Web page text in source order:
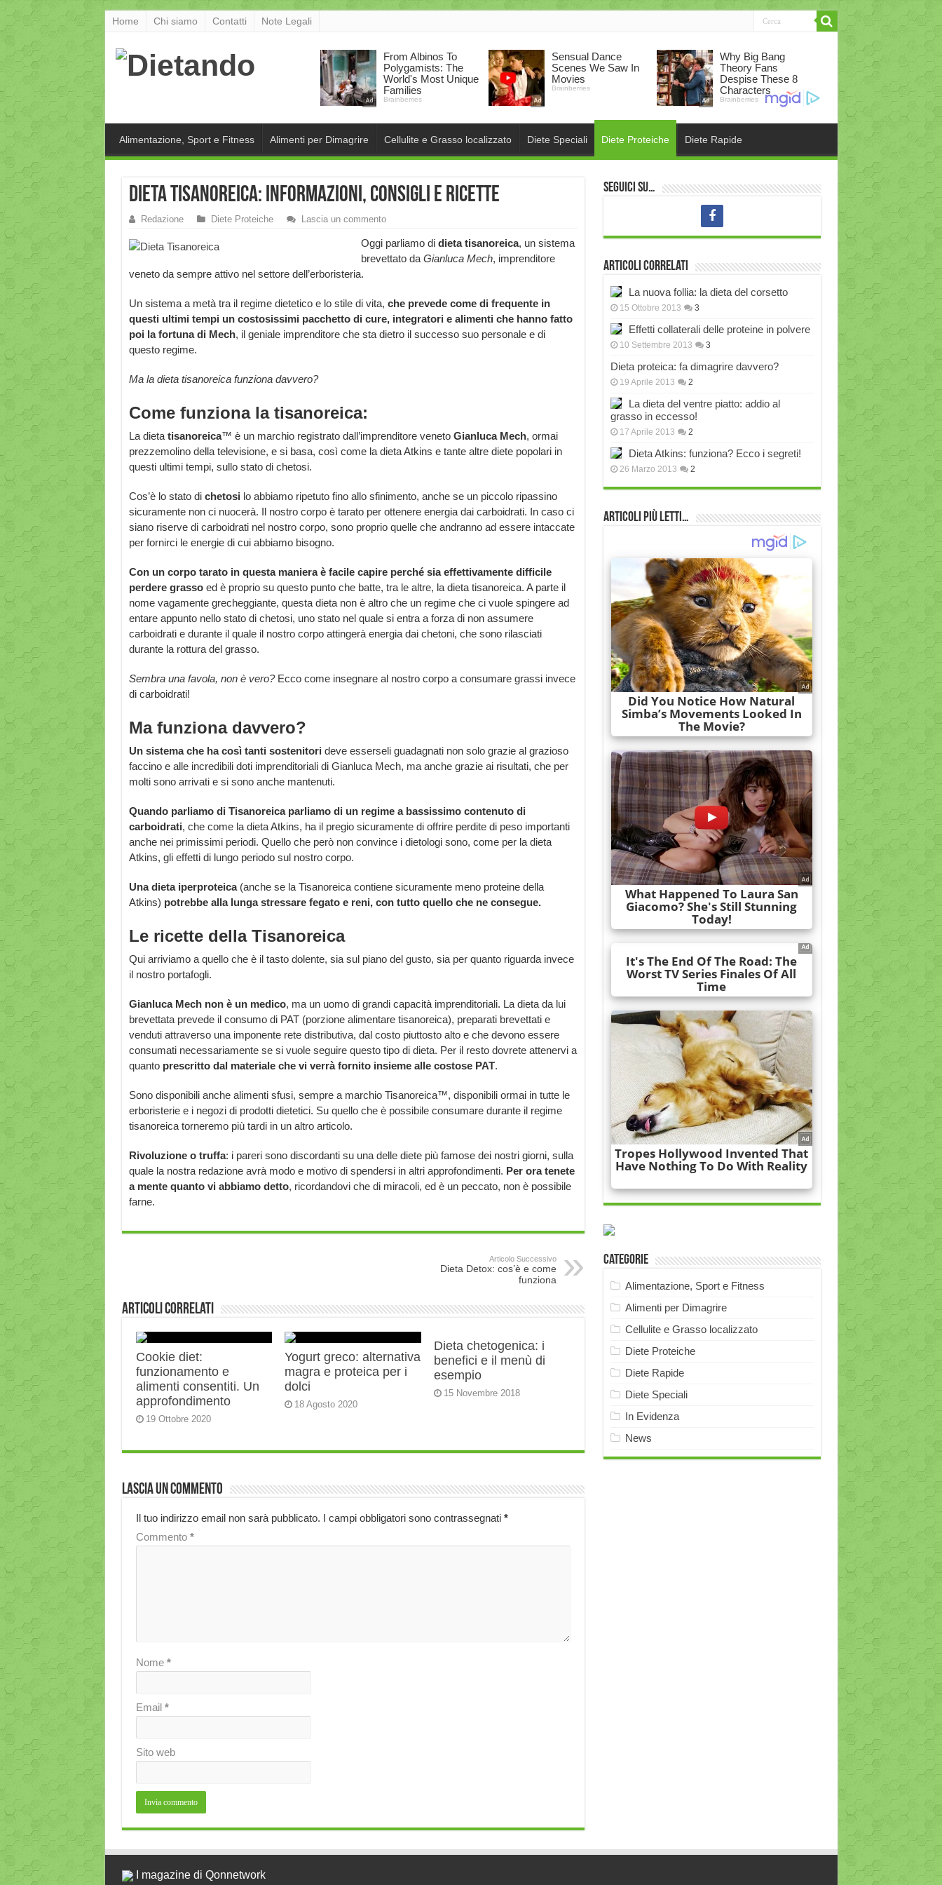
Home Chi siamo Contatti Note Legali
Alimentazione, Sport e Fitness Alimenti per Dimagrire Cellulite e Grasso localizzato Diete Speciali Diete Proteiche Diete Rapide
Dieta Tisanoreica: informazioni, consigli e ricette
Redazione Diete Proteiche Lascia un commento
Oggi parliamo di dieta tisanoreica, un sistema
brevettato da Gianluca Mech, imprenditore
veneto da sempre attivo nel settore dell’erboristeria.
Un sistema a metà tra il regime dietetico e lo stile di vita, che prevede come di frequente in
questi ultimi tempi un costosissimi pacchetto di cure, integratori e alimenti che hanno fatto
poi la fortuna di Mech, il geniale imprenditore che sta dietro il successo suo personale e di
questo regime.
Ma la dieta tisanoreica funziona davvero?
Come funziona la tisanoreica:
La dieta tisanoreica™ è un marchio registrato dall’imprenditore veneto Gianluca Mech, ormai
prezzemolino della televisione, e si basa, così come la dieta Atkins e tante altre diete popolari in
questi ultimi tempi, sullo stato di chetosi.
Cos’è lo stato di chetosi lo abbiamo ripetuto fino allo sfinimento, anche se un piccolo ripassino
sicuramente non ci nuocerà. Il nostro corpo è tarato per ottenere energia dai carboidrati. In caso ci
siano riserve di carboidrati nel nostro corpo, sono proprio quelle che andranno ad essere intaccate
per fornirci le energie di cui abbiamo bisogno.
Con un corpo tarato in questa maniera è facile capire perché sia effettivamente difficile
perdere grassoed è proprio su questo punto che batte, tra le altre, la dieta tisanoreica. A parte il
nome vagamente grecheggiante, questa dieta non è altro che un regime che ci vuole spingere ad
entare appunto nello stato di chetosi, uno stato nel quale si entra a forza di non assumere
carboidrati e durante il quale il nostro corpo attingerà energia dai chetoni, che sono rilasciati
durante la rottura del grasso.
Sembra una favola, non è vero?Ecco come insegnare al nostro corpo a consumare grassi invece
di carboidrati!
Ma funziona davvero?
Un sistema che ha così tanti sostenitori deve esserseli guadagnati non solo grazie al grazioso
faccino e alle incredibili doti imprenditoriali di Gianluca Mech, ma anche grazie ai risultati, che per
molti sono arrivati e si sono anche mantenuti.
Quando parliamo di Tisanoreica parliamo di un regime a bassissimo contenuto di
carboidrati, che come la dieta Atkins, ha il pregio sicuramente di offrire perdite di peso importanti
anche nei primissimi periodi. Quello che però non convince i dietologi sono, come per la dieta
Atkins, gli effetti di lungo periodo sul nostro corpo.
Una dieta iperproteica(anche se la Tisanoreica contiene sicuramente meno proteine della
Atkins) potrebbe alla lunga stressare fegato e reni, con tutto quello che ne consegue.
Le ricette della Tisanoreica
Qui arriviamo a quello che è il tasto dolente, sia sul piano del gusto, sia per quanto riguarda invece
il nostro portafogli.
Gianluca Mech non è un medico, ma un uomo di grandi capacità imprenditoriali. La dieta da lui
brevettata prevede il consumo di PAT (porzione alimentare tisanoreica), preparati brevettati e
venduti attraverso una imponente rete distributiva, dal costo piuttosto alto e che devono essere
consumati necessariamente se si vuole seguire questo tipo di dieta. Per il resto dovrete attenervi a
quanto prescritto dal materiale che vi verrà fornito insieme alle costose PAT.
Sono disponibili anche alimenti sfusi, sempre a marchio Tisanoreica™, disponibili ormai in tutte le
erboristerie e i negozi di prodotti dietetici. Su quello che è possibile consumare durante il regime
tisanoreica torneremo più tardi in un altro articolo.
Rivoluzione o truffa: i pareri sono discordanti su una delle diete più famose dei nostri giorni, sulla
quale la nostra redazione avrà modo e motivo di spendersi in altri approfondimenti. Per ora tenete
a mente quanto vi abbiamo detto, ricordandovi che di miracoli, ed è un peccato, non è possibile
farne.
Articolo Successivo
Dieta Detox: cos’è e come
funziona
Articoli correlati
Cookie diet:
funzionamento e
alimenti consentiti. Un
approfondimento
19 Ottobre 2020
Yogurt greco: alternativa
magra e proteica per i
dolci
18 Agosto 2020
Dieta chetogenica: i
benefici e il menù di
esempio
15 Novembre 2018
Lascia un commento
Il tuo indirizzo email non sarà pubblicato. I campi obbligatori sono contrassegnati *
Commento *
Nome *
Email *
Sito web
Seguici su…
Articoli correlati
La nuova follia: la dieta del corsetto
15 Ottobre 2013 3
Effetti collaterali delle proteine in polvere
10 Settembre 2013 3
Dieta proteica: fa dimagrire davvero?
19 Aprile 2013 2
La dieta del ventre piatto: addio al
grasso in eccesso!
17 Aprile 2013 2
Dieta Atkins: funziona? Ecco i segreti!
26 Marzo 2013 2
Articoli più Letti…
Categorie
Alimentazione, Sport e Fitness
Alimenti per Dimagrire
Cellulite e Grasso localizzato
Diete Proteiche
Diete Rapide
Diete Speciali
In Evidenza
News
I magazine di Qonnetwork